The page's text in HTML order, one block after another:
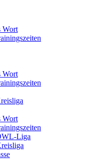
Wort
Wort
Wort
Liga